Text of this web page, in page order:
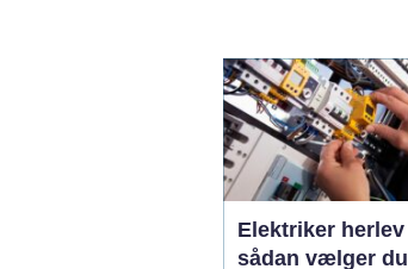
Elektriker herlev
sådan vælger du